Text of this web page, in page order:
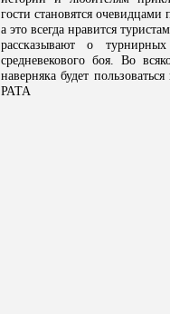
гости становятся
а это всегда нравится
рассказывают о
средневекового боя. Во
наверняка будет
РАТА